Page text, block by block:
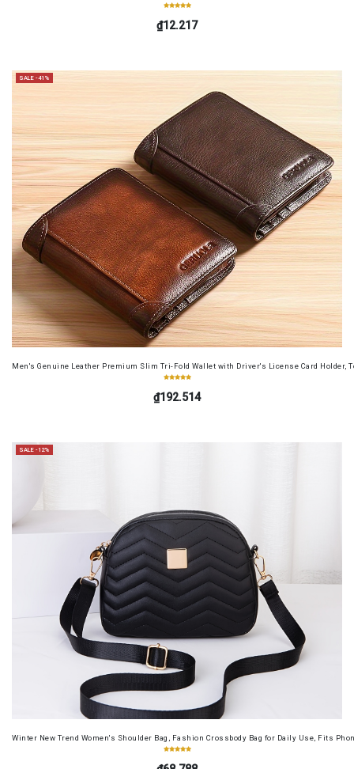
₫12.217
SALE -41%
Men's Genuine Leather Premium Slim Tri-Fold Wallet with Driver's License Card Holder,
₫192.514
SALE -12%
Winter New Trend Women's Shoulder Bag, Fashion Crossbody Bag for Daily Use, Fits